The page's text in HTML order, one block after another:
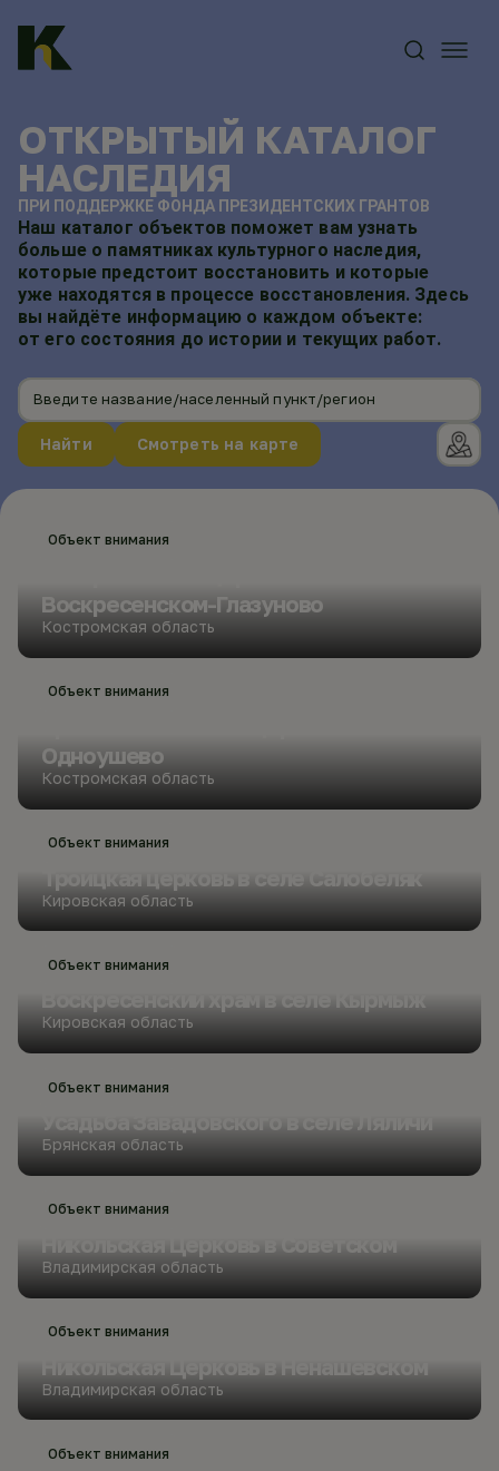
ОТКРЫТЫЙ КАТАЛОГ
НАСЛЕДИЯ
ПРИ ПОДДЕРЖКЕ ФОНДА ПРЕЗИДЕНТСКИХ ГРАНТОВ
Наш каталог объектов поможет вам узнать
больше о памятниках культурного наследия,
которые предстоит восстановить и которые
уже находятся в процессе восстановления. Здесь
вы найдёте информацию о каждом объекте:
от его состояния до истории и текущих работ.
Введите название/населенный пункт/регион
Найти Смотреть на карте
Объект внимания
Воскресенском-Глазуново
Костромская область
Объект внимания
Одноушево
Костромская область
Объект внимания
Кировская область
Объект внимания
Кировская область
Объект внимания
Брянская область
Объект внимания
Владимирская область
Объект внимания
Владимирская область
Объект внимания